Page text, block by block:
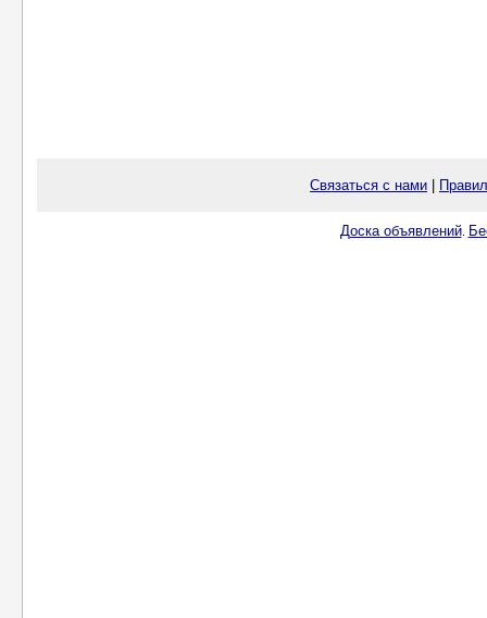
Связаться с нами
Доска объявлений.